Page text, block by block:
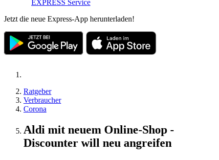
EXPRESS Service
Jetzt die neue Express-App herunterladen!
Ratgeber
Verbraucher
Corona
Aldi mit neuem Online-Shop -
Discounter will neu angreifen